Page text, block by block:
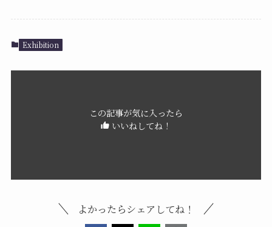
Exhibition
この記事が気に入ったら
いいねしてね！
よかったらシェアしてね！